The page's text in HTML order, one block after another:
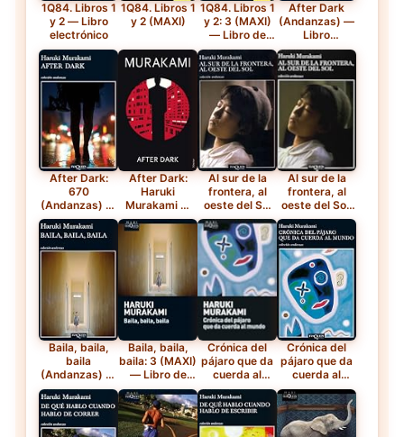
1Q84. Libros 1
y 2 — Libro
electrónico
1Q84. Libros 1
y 2 (MAXI)
1Q84. Libros 1
y 2: 3 (MAXI)
— Libro de
bolsillo
After Dark
(Andanzas) —
Libro
electrónico
After Dark:
670
(Andanzas) —
Tapa blanda
After Dark:
Haruki
Murakami —
Tapa blanda
Al sur de la
frontera, al
oeste del Sol
(Andanzas) —
Libro
electrónico
Al sur de la
frontera, al
oeste del Sol:
520
(Andanzas)
Baila, baila,
baila
(Andanzas) —
Libro
electrónico
Baila, baila,
baila: 3 (MAXI)
— Libro de
bolsillo
Crónica del
pájaro que da
cuerda al
mundo
Crónica del
pájaro que da
cuerda al
mundo
(Andanzas) —
Libro
electrónico